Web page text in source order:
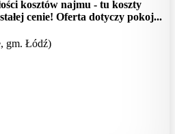
kosztów najmu - tu koszty
cenie! Oferta dotyczy pokoj...
gm. Łódź)